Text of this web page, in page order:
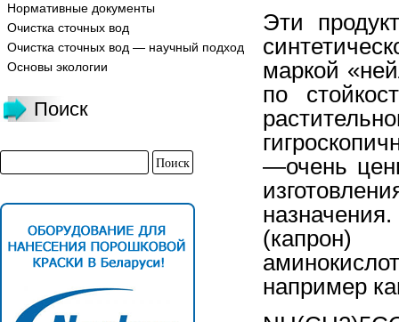
Нормативные документы
Очистка сточных вод
Очистка сточных вод — научный подход
Основы экологии
Поиск
Эти
маркой
по
—очень
(капрон)
например